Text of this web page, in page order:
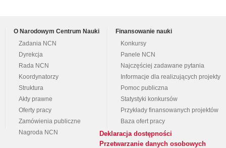
O Narodowym Centrum Nauki
Zadania NCN
Dyrekcja
Rada NCN
Koordynatorzy
Struktura
Akty prawne
Oferty pracy
Zamówienia publiczne
Nagroda NCN
Finansowanie nauki
Konkursy
Panele NCN
Najczęściej zadawane pytania
Informacje dla realizujących projekty
Pomoc publiczna
Statystyki konkursów
Przykłady finansowanych projektów
Baza ofert pracy
Deklaracja dostępności
Przetwarzanie danych osobowych